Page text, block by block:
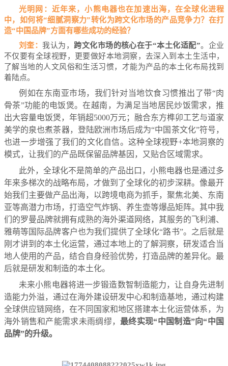
光明网：近年来，小熊电器也在加速出海，在全球化进程
中，如何将“细腻洞察力”转化为跨文化市场的产品竞争力？在打
造“中国品牌”方面有哪些成功的经验？
刘奎：我认为， 跨文化市场的核心在于“本土化适配”。企业
不仅要有全球视野，更要做好本地洞察，去深入到本土生活中，
了解当地的人文风俗和生活习惯，才能为产品的本土化布局找到
着陆点。
例如在东南亚市场，我们针对当地饮食习惯推出了带“肉
骨茶”功能的电饭煲。在越南，为满足当地居民炒饭需求，推
出大容量电饭煲，年销超5000万元；融合东方榫卯工艺与道家
美学的泉也煮茶器，登陆欧洲市场后成为“中国茶文化”符号，
也进一步增强了我们的文化自信。这种全球视野+本地洞察的
模式，让我们的产品既保留品牌基因，又贴合区域需求。
此外，全球化不是简单的产品出口，小熊电器也是通过多
年来多梯次的战略布局，才做到了全球化的初步深耕。像最开
始我们主要做产品出海，以跨境电商为抓手，聚焦北美、东南
亚等高潜力市场，打造空气炸锅、养生壶等爆品矩阵。其中我
们的罗曼品牌就拥有成熟的海外渠道网络，其服务的飞利浦、
雅萌等国际品牌客户也为我们提供了全球化“路书”。之后就是
刚才讲到的本土化运营，通过本地上的了解洞察，研发适合当
地人使用的产品，结合自身经验优势，打造品牌的差异化。最
后就是研发和制造的本土化。
未来小熊电器将进一步锻造数智制造能力，让自身先进制
造能力外溢，通过在海外建设研发中心和制造基地，通过构建
全球供应链网络，在不同国家和地区搭建本土化运营体系，为
海外销售和产能需求未雨绸缪，最终实现“中国制造”向“中国
品牌”的升级。